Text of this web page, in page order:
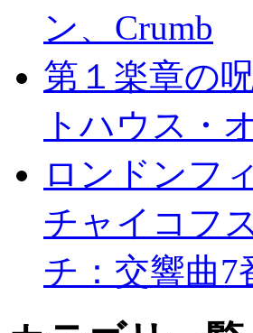
ン、Crumb
第１楽章の
トハウス・
ロンドンフ
チャイコフ
チ：交響曲7